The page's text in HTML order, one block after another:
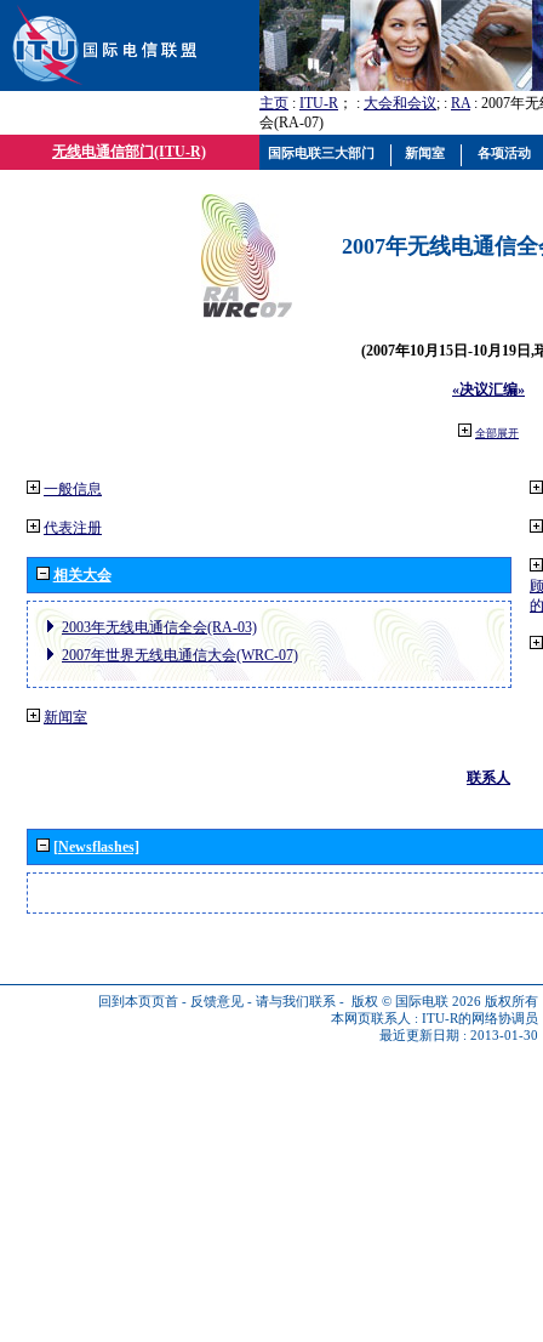
主页 : ITU-R ； : 大会和会议; : RA: 2007年
会(RA-07)
无线电通信部门(ITU-R)
2007年无线电通信
(2007年10月15日-10月19日,
«决议汇编»
全部展开
一般信息
代表注册
相关大会
2003年无线电通信全会(RA-03)
2007年世界无线电通信大会(WRC-07)
新闻室
联系人
[Newsflashes]
回到本页页首 - 反馈意见 - 请与我们联系 - 版权 © 国际电联 2026 版权所有
本网页联系人 : ITU-R的网络协调员
最近更新日期 : 2013-01-30
国际电联三大部门 新闻室 各项活动